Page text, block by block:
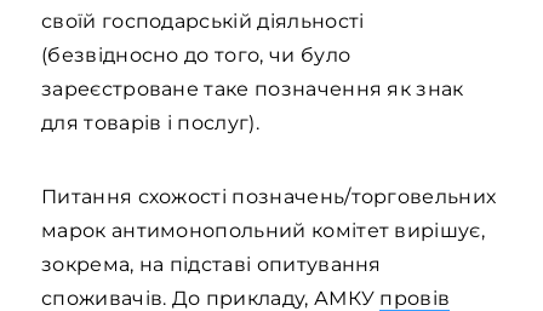
своїй господарській діяльності
(безвідносно до того, чи було
зареєстроване таке позначення як знак
для товарів і послуг).
Питання схожості позначень/торговельних
марок антимонопольний комітет вирішує,
зокрема, на підставі опитування
споживачів. До прикладу, АМКУ провів